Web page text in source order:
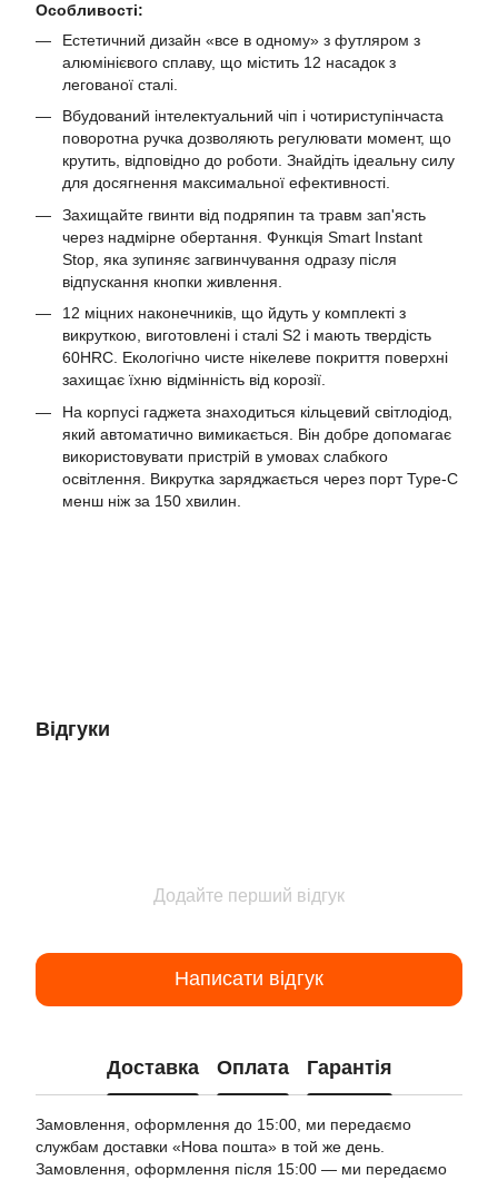
Особливості:
Естетичний дизайн «все в одному» з футляром з
алюмінієвого сплаву, що містить 12 насадок з
легованої сталі.
Вбудований інтелектуальний чіп і чотириступінчаста
поворотна ручка дозволяють регулювати момент, що
крутить, відповідно до роботи. Знайдіть ідеальну силу
для досягнення максимальної ефективності.
Захищайте гвинти від подряпин та травм зап'ясть
через надмірне обертання. Функція Smart Instant
Stop, яка зупиняє загвинчування одразу після
відпускання кнопки живлення.
12 міцних наконечників, що йдуть у комплекті з
викруткою, виготовлені і сталі S2 і мають твердість
60HRC. Екологічно чисте нікелеве покриття поверхні
захищає їхню відмінність від корозії.
На корпусі гаджета знаходиться кільцевий світлодіод,
який автоматично вимикається. Він добре допомагає
використовувати пристрій в умовах слабкого
освітлення. Викрутка заряджається через порт Type-C
менш ніж за 150 хвилин.
Відгуки
Додайте перший відгук
Написати відгук
Доставка Оплата Гарантія
Замовлення, оформлення до 15:00, ми передаємо
службам доставки «Нова пошта» в той же день.
Замовлення, оформлення після 15:00 — ми передаємо